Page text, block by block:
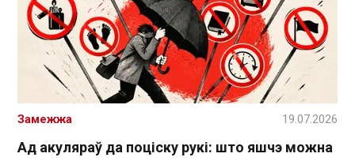
Ад акуляраў да поціску рукі: што яшчэ можна
Замежжа 19.07.2026